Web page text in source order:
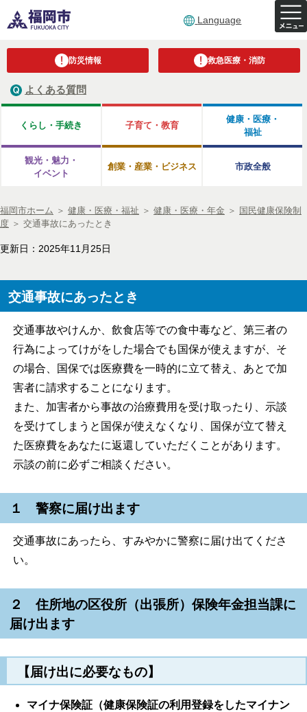
Language
防災情報 救急医療・消防
よくある質問
くらし・手続き 子育て・教育
健康・医療・
福祉
観光・魅力・
イベント
創業・産業・ビジネス 市政全般
福岡市ホーム ＞ 健康・医療・福祉 ＞ 健康・医療・年金 ＞ 国民健康保険制
度 ＞ 交通事故にあったとき
更新日：2025年11月25日
交通事故にあったとき
交通事故やけんか、飲食店等での食中毒など、第三者の
行為によってけがをした場合でも国保が使えますが、そ
の場合、国保では医療費を一時的に立て替え、あとで加
害者に請求することになります。
また、加害者から事故の治療費用を受け取ったり、示談
を受けてしまうと国保が使えなくなり、国保が立て替え
た医療費をあなたに返還していただくことがあります。
示談の前に必ずご相談ください。
１ 警察に届け出ます
交通事故にあったら、すみやかに警察に届け出てくださ
い。
２ 住所地の区役所（出張所）保険年金担当課に
届け出ます
【届け出に必要なもの】
マイナ保険証（健康保険証の利用登録をしたマイナン